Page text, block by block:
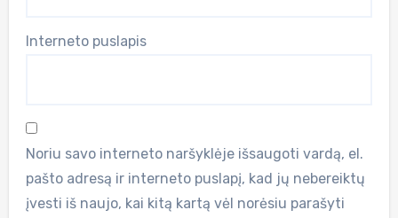
Interneto puslapis
Noriu savo interneto naršyklėje išsaugoti vardą, el.
pašto adresą ir interneto puslapį, kad jų nebereiktų
įvesti iš naujo, kai kitą kartą vėl norėsiu parašyti